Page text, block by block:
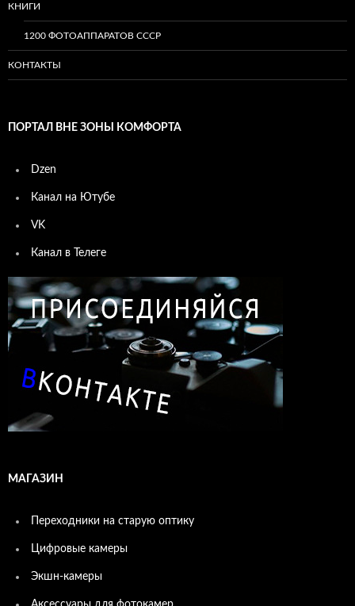
КНИГИ
1200 ФОТОАППАРАТОВ СССР
КОНТАКТЫ
ПОРТАЛ ВНЕ ЗОНЫ КОМФОРТА
Dzen
Канал на Ютубе
VK
Канал в Телеге
МАГАЗИН
Переходники на старую оптику
Цифровые камеры
Экшн-камеры